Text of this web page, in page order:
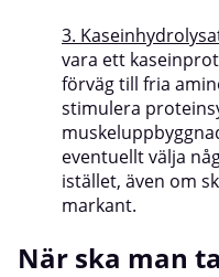
3.
vara ett
förväg till fria
stimulera
eventuellt välja
istället, även om
markant.
När ska man